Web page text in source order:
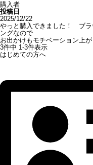
購入者
投稿日
2025/12/22
やっと購入できました！　ブ
ングなので
お出かけもモチベーション上が
3件中 1-3件表示
はじめての方へ